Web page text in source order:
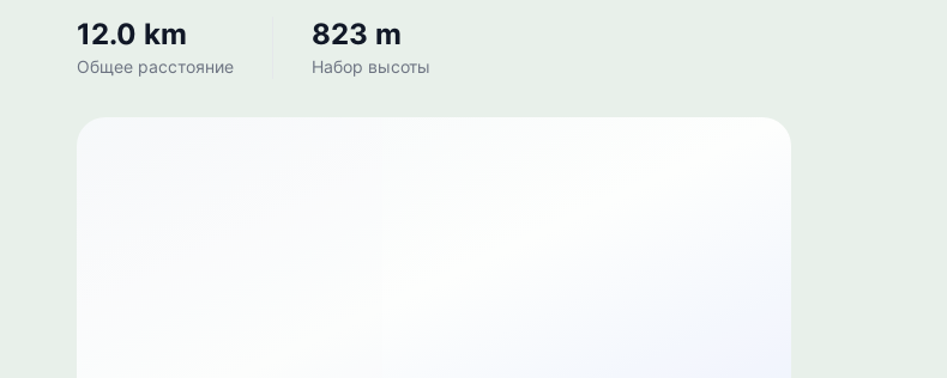
12.0 km
Общее расстояние
823 m
Набор высоты